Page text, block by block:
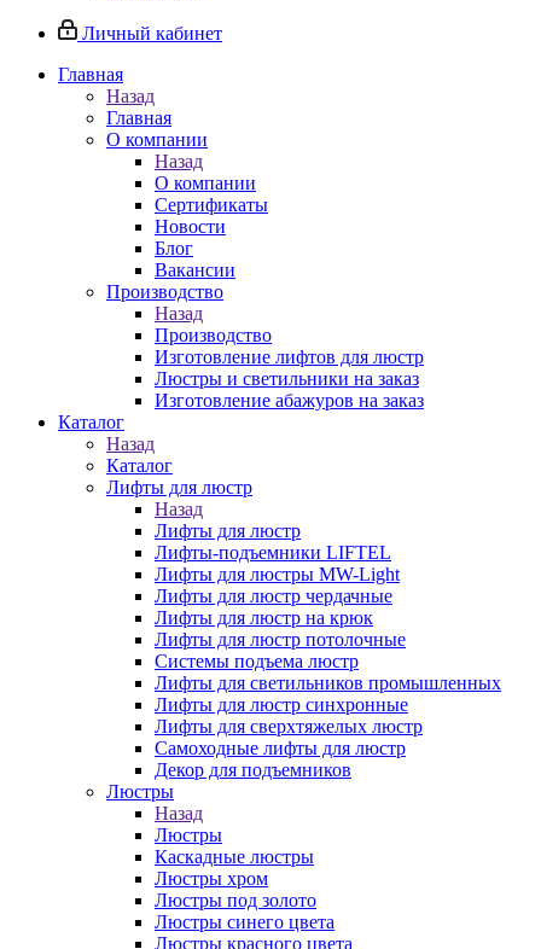
Личный кабинет
Главная
Назад
Главная
О компании
Назад
О компании
Сертификаты
Новости
Блог
Вакансии
Производство
Назад
Производство
Изготовление лифтов для люстр
Люстры и светильники на заказ
Изготовление абажуров на заказ
Каталог
Назад
Каталог
Лифты для люстр
Назад
Лифты для люстр
Лифты-подъемники LIFTEL
Лифты для люстры MW-Light
Лифты для люстр чердачные
Лифты для люстр на крюк
Лифты для люстр потолочные
Системы подъема люстр
Лифты для светильников промышленных
Лифты для люстр синхронные
Лифты для сверхтяжелых люстр
Самоходные лифты для люстр
Декор для подъемников
Люстры
Назад
Люстры
Каскадные люстры
Люстры хром
Люстры под золото
Люстры синего цвета
Люстры красного цвета